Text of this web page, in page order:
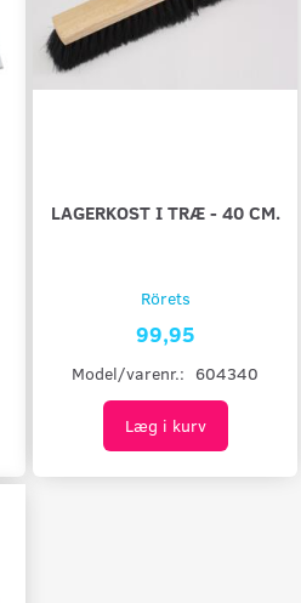
LAGERKOST I TRÆ - 40 CM.
Rörets
99,95
Model/varenr.: 604340
Læg i kurv